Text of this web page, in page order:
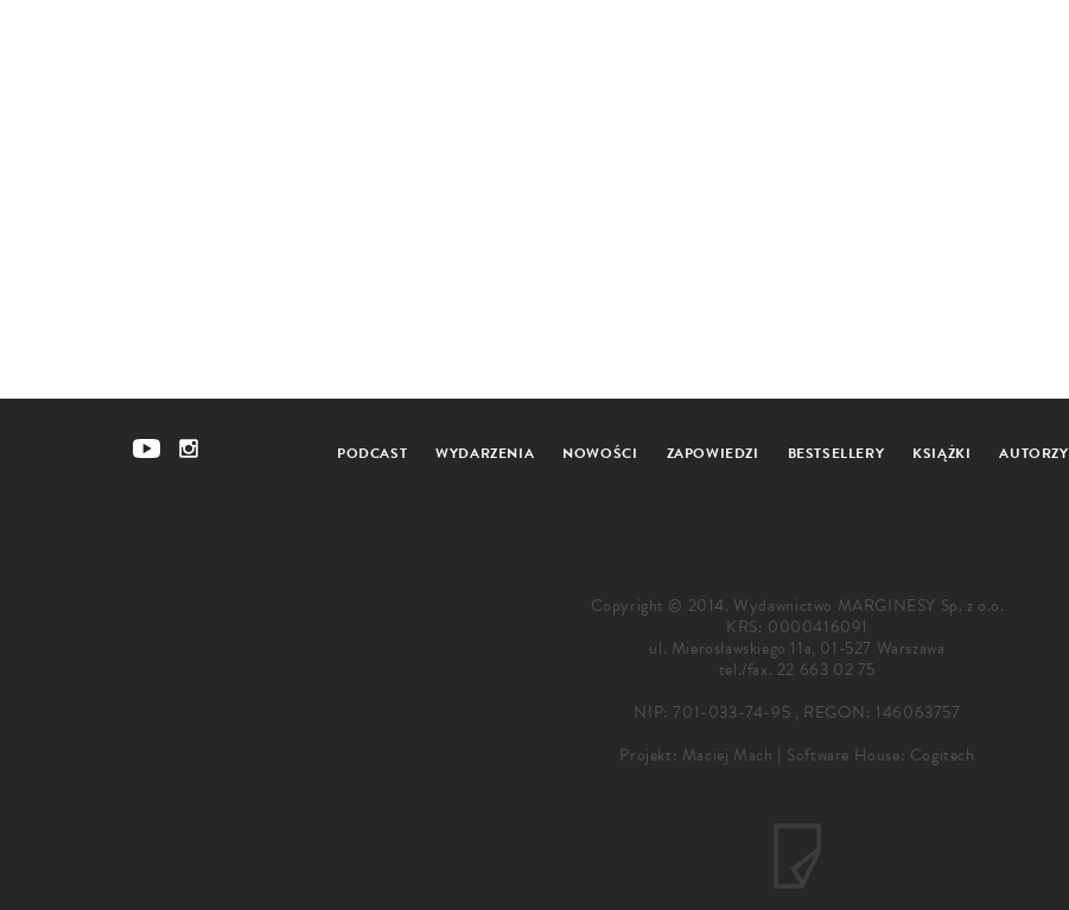
PODCAST WYDARZENIA NOWOŚCI ZAPOWIEDZI BESTSELLERY KSIĄŻKI AUTORZY
Copyright © 2014. Wydawnictwo MARGINESY Sp. z o.o.
KRS: 0000416091
ul. Mierosławskiego 11a, 01-527 Warszawa
tel./fax. 22 663 02 75
NIP: 701-033-74-95 , REGON: 146063757
Projekt: Maciej Mach | Software House: Cogitech